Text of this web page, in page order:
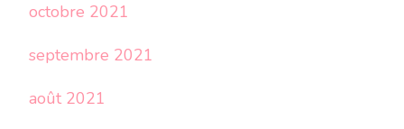
octobre 2021
septembre 2021
août 2021